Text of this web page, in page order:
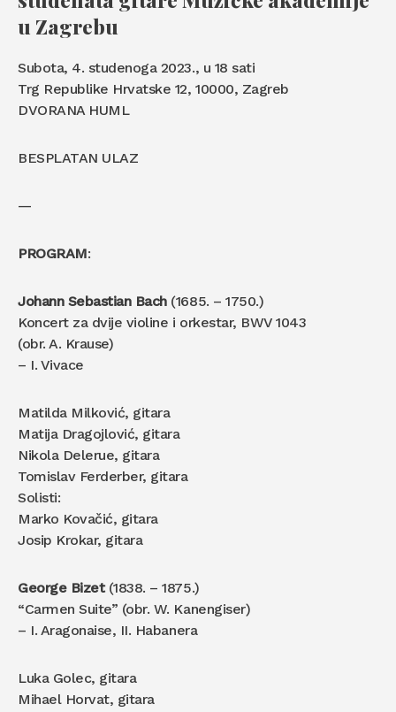
u Zagrebu
Subota, 4. studenoga 2023., u 18 sati
Trg Republike Hrvatske 12, 10000, Zagreb
DVORANA HUML
BESPLATAN ULAZ
—
PROGRAM:
Johann Sebastian Bach(1685. – 1750.)
Koncert za dvije violine i orkestar, BWV 1043
(obr. A. Krause)
– I. Vivace
Matilda Milković, gitara
Matija Dragojlović, gitara
Nikola Delerue, gitara
Tomislav Ferderber, gitara
Solisti:
Marko Kovačić, gitara
Josip Krokar, gitara
George Bizet(1838. – 1875.)
“Carmen Suite” (obr. W. Kanengiser)
– I. Aragonaise, II. Habanera
Luka Golec, gitara
Mihael Horvat, gitara